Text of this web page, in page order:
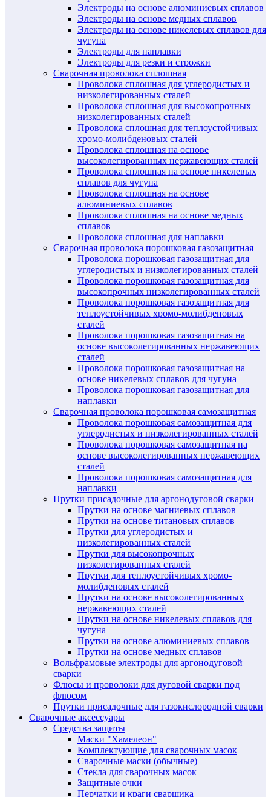
Электроды на основе алюминиевых сплавов
Электроды на основе медных сплавов
Электроды на основе никелевых сплавов для
чугуна
Электроды для наплавки
Электроды для резки и строжки
Сварочная проволока сплошная
Проволока сплошная для углеродистых и
низколегированных сталей
Проволока сплошная для высокопрочных
низколегированных сталей
Проволока сплошная для теплоустойчивых
хромо-молибденовых сталей
Проволока сплошная на основе
высоколегированных нержавеющих сталей
Проволока сплошная на основе никелевых
сплавов для чугуна
Проволока сплошная на основе
алюминиевых сплавов
Проволока сплошная на основе медных
сплавов
Проволока сплошная для наплавки
Сварочная проволока порошковая газозащитная
Проволока порошковая газозащитная для
углеродистых и низколегированных сталей
Проволока порошковая газозащитная для
высокопрочных низколегированных сталей
Проволока порошковая газозащитная для
теплоустойчивых хромо-молибденовых
сталей
Проволока порошковая газозащитная на
основе высоколегированных нержавеющих
сталей
Проволока порошковая газозащитная на
основе никелевых сплавов для чугуна
Проволока порошковая газозащитная для
наплавки
Сварочная проволока порошковая самозащитная
Проволока порошковая самозащитная для
углеродистых и низколегированных сталей
Проволока порошковая самозащитная на
основе высоколегированных нержавеющих
сталей
Проволока порошковая самозащитная для
наплавки
Прутки присадочные для аргонодуговой сварки
Прутки на основе магниевых сплавов
Прутки на основе титановых сплавов
Прутки для углеродистых и
низколегированных сталей
Прутки для высокопрочных
низколегированных сталей
Прутки для теплоустойчивых хромо-
молибденовых сталей
Прутки на основе высоколегированных
нержавеющих сталей
Прутки на основе никелевых сплавов для
чугуна
Прутки на основе алюминиевых сплавов
Прутки на основе медных сплавов
Вольфрамовые электроды для аргонодуговой
сварки
Флюсы и проволоки для дуговой сварки под
флюсом
Прутки присадочные для газокислородной сварки
Сварочные аксессуары
Средства защиты
Маски "Хамелеон"
Комплектующие для сварочных масок
Сварочные маски (обычные)
Стекла для сварочных масок
Защитные очки
Перчатки и краги сварщика